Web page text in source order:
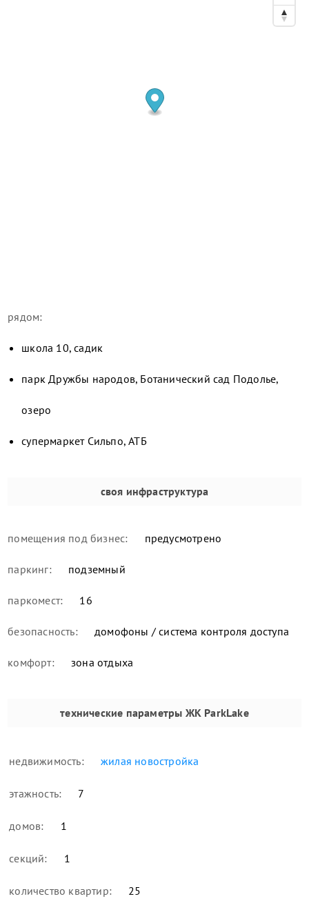
рядом:
школа 10, садик
парк Дружбы народов, Ботанический сад Подолье,
озеро
супермаркет Сильпо, АТБ
своя инфраструктура
помещения под бизнес: предусмотрено
паркинг: подземный
паркомест: 16
безопасность: домофоны / система контроля доступа
комфорт: зона отдыха
технические параметры ЖК ParkLake
недвижимость: жилая новостройка
этажность: 7
домов: 1
секций: 1
количество квартир: 25